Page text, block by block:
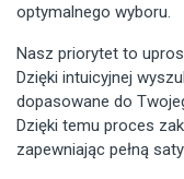
optymalnego wyboru.
Nasz priorytet to
Dzięki intuicyjnej
dopasowane do
Dzięki temu proces
zapewniając pełną